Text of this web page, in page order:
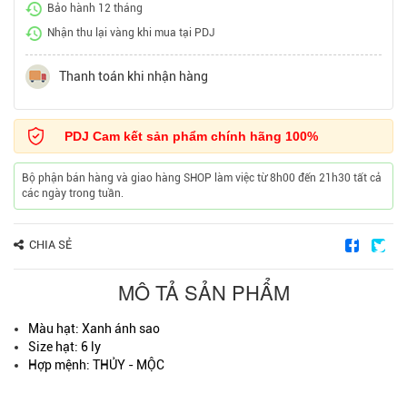
Bảo hành 12 tháng
Nhận thu lại vàng khi mua tại PDJ
Thanh toán khi nhận hàng
PDJ Cam kết sản phẩm chính hãng 100%
Bộ phận bán hàng và giao hàng SHOP làm việc từ 8h00 đến 21h30 tất cả
các ngày trong tuần.
CHIA SẺ
MÔ TẢ SẢN PHẨM
Màu hạt: Xanh ánh sao
Size hạt: 6 ly
Hợp mệnh: THỦY - MỘC